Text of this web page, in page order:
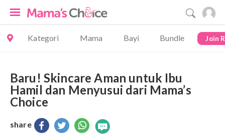
Kategori Mama Bayi Bundle Join
Baru! Skincare Aman untuk Ibu
Hamil dan Menyusui dari Mama’s
Choice
share